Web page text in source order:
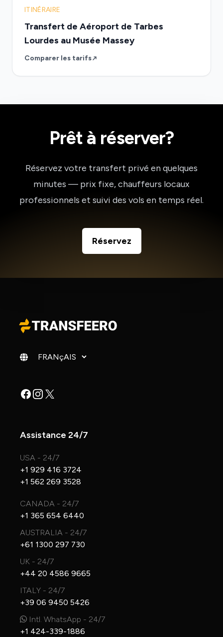
ITINÉRAIRE
Transfert de Aéroport de Tarbes
Lourdes au Musée Massey
Comparer les tarifs
Prêt à réserver?
Réservez votre transfert privé en quelques
minutes — prix fixe, chauffeurs locaux
professionnels et suivi des vols en temps réel.
Réservez
Changer de langue
Facebook
Instagram
X
Assistance 24/7
USA - 24/7
+1 929 416 3724
+1 562 269 3528
CANADA - 24/7
+1 365 654 6440
AUSTRALIA - 24/7
+61 1300 297 730
UK - 24/7
+44 20 4586 9665
ITALY - 24/7
+39 06 9450 5426
Intl. WhatsApp - 24/7
+1 424-339-1886